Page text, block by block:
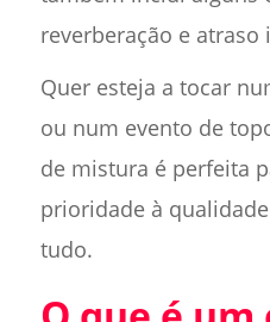
reverberação e atraso
Quer esteja a tocar
ou num evento de
de mistura é perfeita
prioridade à
tudo.